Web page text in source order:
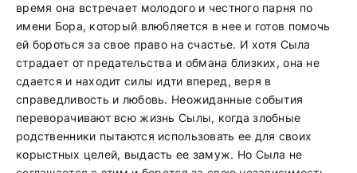
время она встречает молодого и честного парня по
имени Бора, который влюбляется в нее и готов помочь
ей бороться за свое право на счастье. И хотя Сыла
страдает от предательства и обмана близких, она не
сдается и находит силы идти вперед, веря в
справедливость и любовь. Неожиданные события
переворачивают всю жизнь Сылы, когда злобные
родственники пытаются использовать ее для своих
корыстных целей, выдасть ее замуж. Но Сыла не